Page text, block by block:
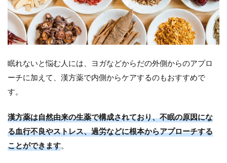
眠れないと悩む人には、ヨガなどからだの外側からのアプロ
ーチに加えて、漢方薬で内側からケアするのもおすすめで
す。
漢方薬は自然由来の生薬で構成されており、不眠の原因にな
る血行不良やストレス、過労などに根本からアプローチする
ことができます。